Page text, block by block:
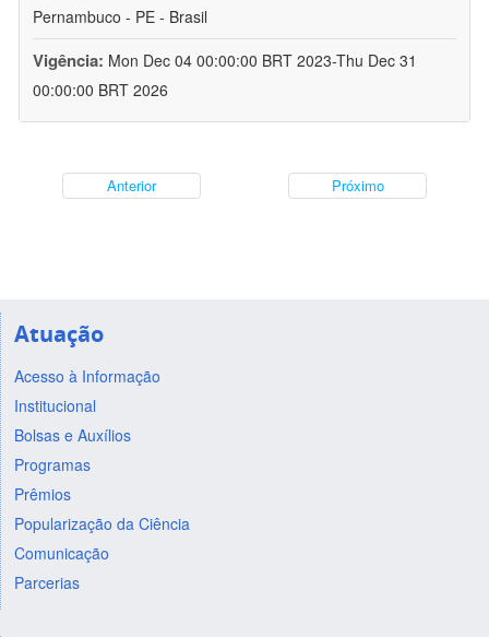
Pernambuco - PE - Brasil
Vigência: Mon Dec 04 00:00:00 BRT 2023-Thu Dec 31
00:00:00 BRT 2026
Anterior Próximo
Atuação
Acesso à Informação
Institucional
Bolsas e Auxílios
Programas
Prêmios
Popularização da Ciência
Comunicação
Parcerias